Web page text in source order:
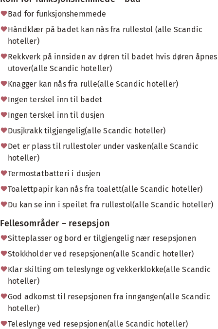
Bad for funksjonshemmede
Håndklær på badet kan nås fra rullestol (alle Scandic
hoteller)
Rekkverk på innsiden av døren til badet hvis døren åpnes
utover(alle Scandic hoteller)
Knagger kan nås fra rulle(alle Scandic hoteller)
Ingen terskel inn til badet
Ingen terskel inn til dusjen
Dusjkrakk tilgjengelig(alle Scandic hoteller)
Det er plass til rullestoler under vasken(alle Scandic
hoteller)
Termostatbatteri i dusjen
Toalettpapir kan nås fra toalett(alle Scandic hoteller)
Du kan se inn i speilet fra rullestol(alle Scandic hoteller)
Fellesområder – resepsjon
Sitteplasser og bord er tilgjengelig nær resepsjonen
Stokkholder ved resepsjonen(alle Scandic hoteller)
Klar skilting om teleslynge og vekkerklokke(alle Scandic
hoteller)
God adkomst til resepsjonen fra inngangen(alle Scandic
hoteller)
Teleslynge ved resepsjonen(alle Scandic hoteller)